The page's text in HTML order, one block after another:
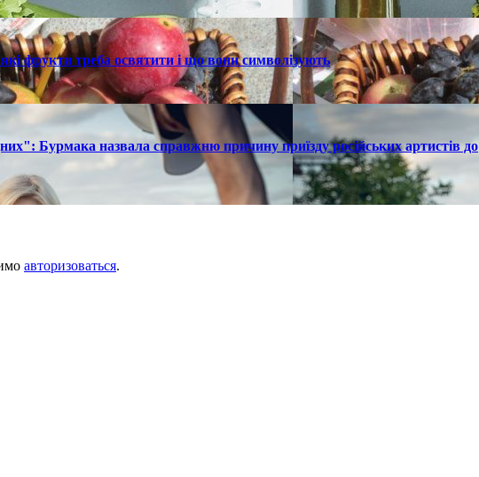
фрукти треба освятити і що вони символізують
Бурмака назвала справжню причину приїзду російських артистів до
авторизоваться.